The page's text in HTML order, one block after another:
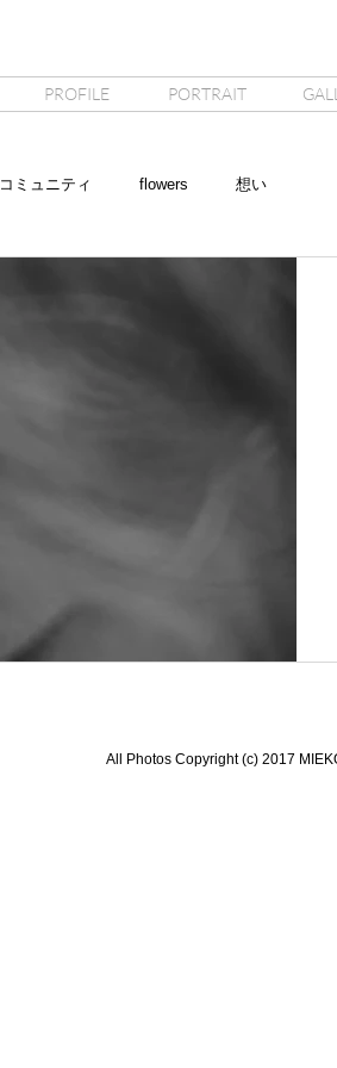
PROFILE PORTRAIT
コミュニティ flowers 想い
All Photos Copyright (c) 2017